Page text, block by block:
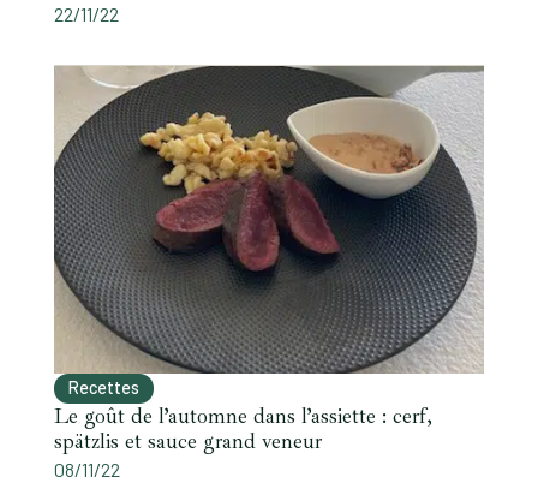
22/11/22
Recettes
Le goût de l’automne dans l’assiette : cerf,
spätzlis et sauce grand veneur
08/11/22